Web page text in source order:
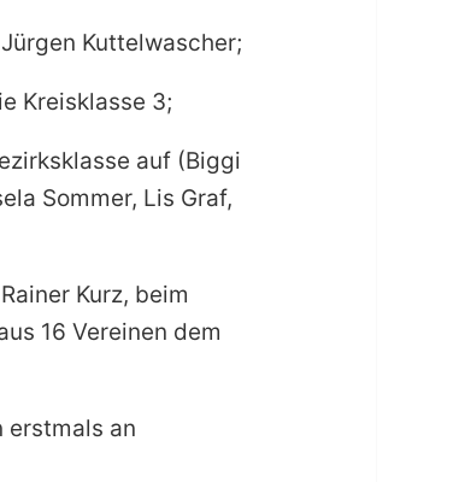
Kuttelwascher;
Kreisklasse 3;
auf (Biggi
Sommer, Lis Graf,
Kurz, beim
16 Vereinen dem
erstmals an